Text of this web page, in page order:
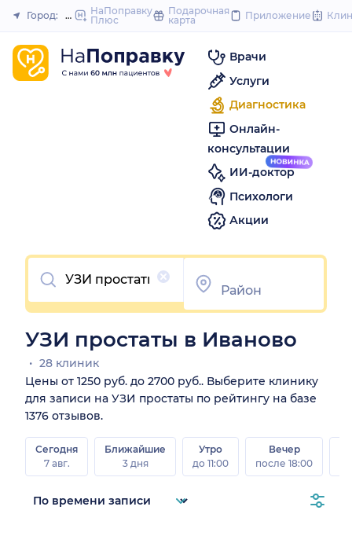
to
Закрыть
Город: ИвановоНаПоправку
Плюс
Подарочная
карта
Приложение
Врачи
Услуги
Диагностика
Онлайн-
консультации
ИИ-доктор
Психологи
Акции
Очистить
УЗИ простаты в Иваново
28 клиник
Цены от 1250 руб. до 2700 руб.. Выберите клинику
для записи на УЗИ простаты по рейтингу на базе
1376 отзывов.
Сегодня
7 авг.
Ближайшие
3 дня
Утро
до 11:00
Вечер
после 18:00